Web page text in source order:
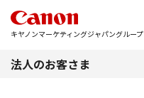
キヤノンマーケティングジャパングループ
法人のお客さま